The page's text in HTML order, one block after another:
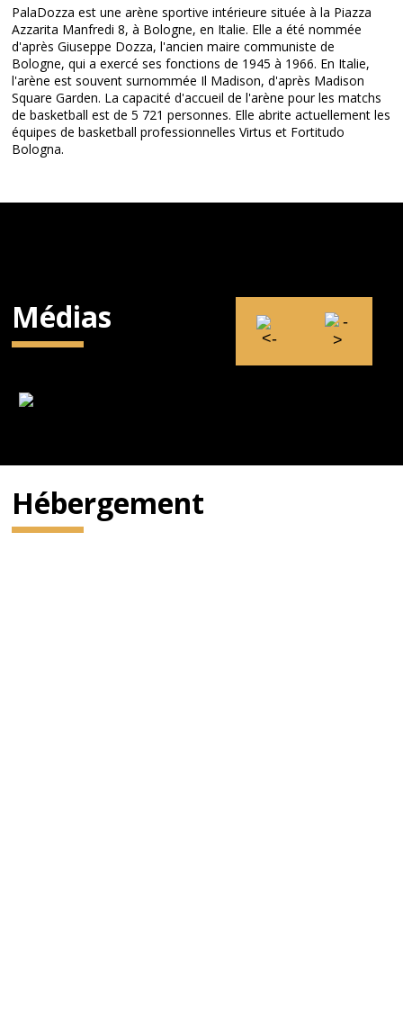
PalaDozza est une arène sportive intérieure située à la Piazza
Azzarita Manfredi 8, à Bologne, en Italie. Elle a été nommée
d'après Giuseppe Dozza, l'ancien maire communiste de
Bologne, qui a exercé ses fonctions de 1945 à 1966. En Italie,
l'arène est souvent surnommée Il Madison, d'après Madison
Square Garden. La capacité d'accueil de l'arène pour les matchs
de basketball est de 5 721 personnes. Elle abrite actuellement les
équipes de basketball professionnelles Virtus et Fortitudo
Bologna.
Médias
Hébergement